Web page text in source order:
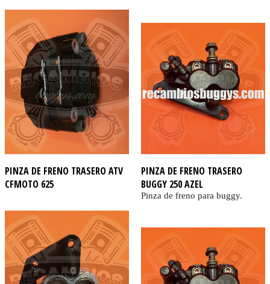
PINZA DE FRENO TRASERO ATV
CFMOTO 625
PINZA DE FRENO TRASERO
BUGGY 250 AZEL
Pinza de freno para buggy.